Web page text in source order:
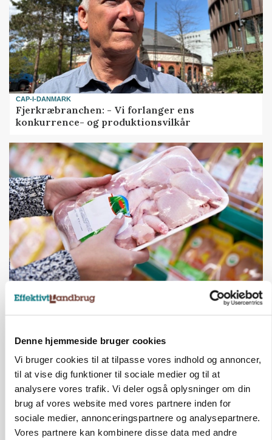
Denne hjemmeside bruger cookies
Vi bruger cookies til at tilpasse vores indhold og annoncer,
til at vise dig funktioner til sociale medier og til at
analysere vores trafik. Vi deler også oplysninger om din
brug af vores website med vores partnere inden for
sociale medier, annonceringspartnere og analysepartnere.
Vores partnere kan kombinere disse data med andre
CAP-I-DANMARK
Fjerkræbranchen: - Vi forlanger ens
konkurrence- og produktionsvilkår
Prisgab på 20 kroner pr. kg vokser: Polsk kylling
presser markedet
Annonce
Loading...